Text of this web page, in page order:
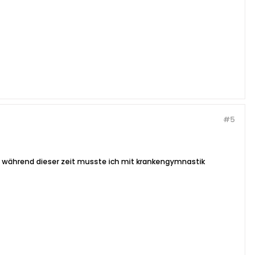
#5
dieser zeit musste ich mit krankengymnastik